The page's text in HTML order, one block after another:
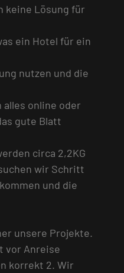
keine Lösung für
ein Hotel für ein
nutzen und die
online oder
gute Blatt
circa 2,2KG
wir Schritt
und die
unsere Projekte.
vor Anreise
korrekt 2. Wir